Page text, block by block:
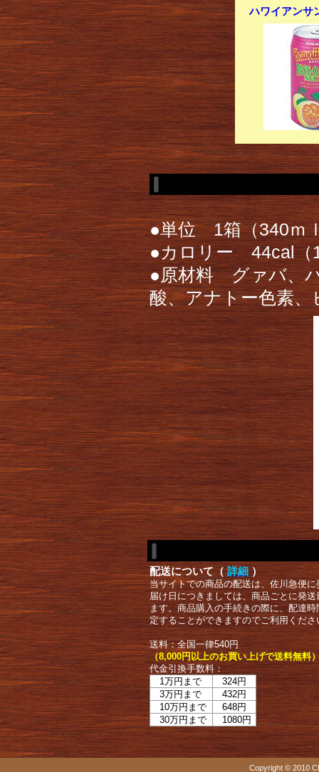
ハワイアンサ
●単位 1箱（340ｍ
●カロリー 44cal（
●原材料 グァバ、
酸、アナトー色素、
配送について（ 詳細 ）
当サイトでの商品の配送は、佐川急便
届け日につきましては、商品ごとに発
ます。商品購入の手続きの際に、配達
定することができますのでご利用くださ
送料：全国一律540円
（8,000円以上のお買い上げで送料無料
代金引換手数料：
1万円まで
324円
3万円まで
432円
10万円まで
648円
30万円まで
1080円
Copyright © 2010